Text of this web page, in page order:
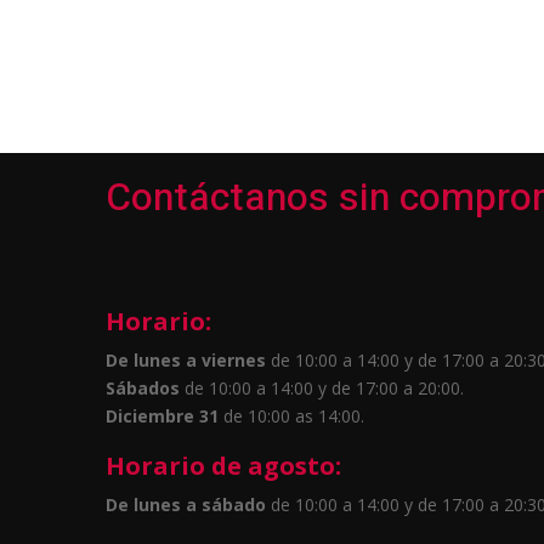
Contáctanos sin
Horario:
De lunes a viernes de 10:00 a 14:00 y de 17:00 a
Sábados de 10:00 a 14:00 y de 17:00 a 20:00.
Diciembre 31 de 10:00 as 14:00.
Horario de agosto:
De lunes a sábado de 10:00 a 14:00 y de 17:00 a